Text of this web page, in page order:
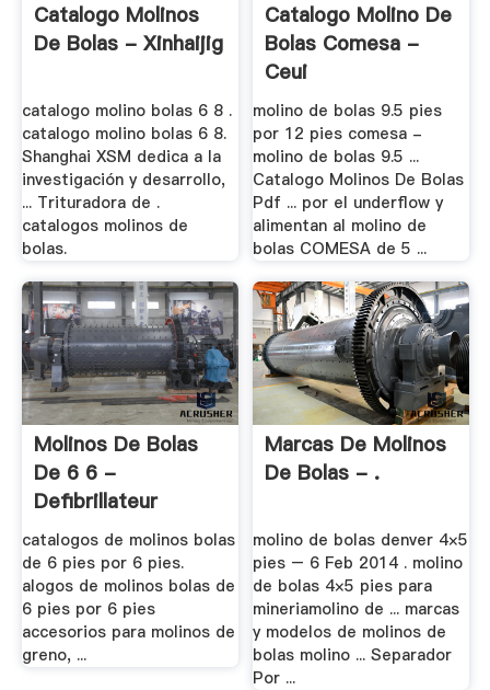
Catalogo Molinos
De Bolas - Xinhaijig
catalogo molino bolas 6 8 .
catalogo molino bolas 6 8.
Shanghai XSM dedica a la
investigación y desarrollo,
... Trituradora de .
catalogos molinos de
bolas.
Catalogo Molino De
Bolas Comesa -
Ceui
molino de bolas 9.5 pies
por 12 pies comesa -
molino de bolas 9.5 ...
Catalogo Molinos De Bolas
Pdf ... por el underflow y
alimentan al molino de
bolas COMESA de 5 ...
Molinos De Bolas
De 6 6 -
Defibrillateur
catalogos de molinos bolas
de 6 pies por 6 pies.
alogos de molinos bolas de
6 pies por 6 pies
accesorios para molinos de
greno, ...
Marcas De Molinos
De Bolas - .
molino de bolas denver 4×5
pies – 6 Feb 2014 . molino
de bolas 4×5 pies para
mineriamolino de ... marcas
y modelos de molinos de
bolas molino ... Separador
Por ...